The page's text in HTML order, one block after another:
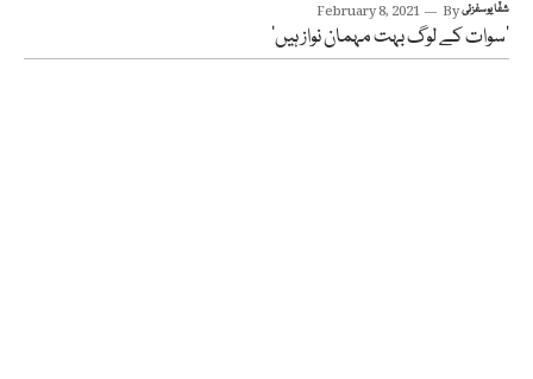
February 8, 2021 Byشفّا یوسفزئی
‘سوات کے لوگ بہت مہمان نواز ہیں’